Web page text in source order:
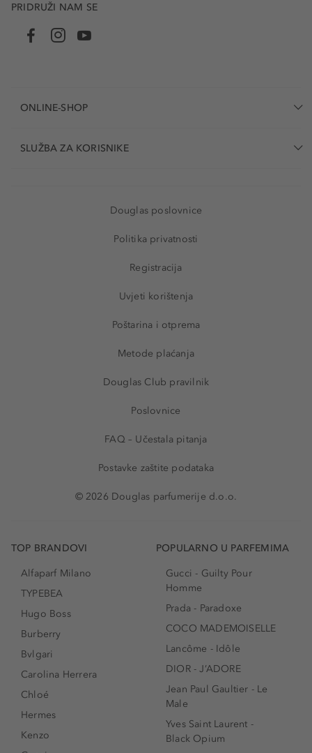
PRIDRUŽI NAM SE
ONLINE-SHOP
SLUŽBA ZA KORISNIKE
Douglas poslovnice
Politika privatnosti
Registracija
Uvjeti korištenja
Poštarina i otprema
Metode plaćanja
Douglas Club pravilnik
Poslovnice
FAQ – Učestala pitanja
Postavke zaštite podataka
© 2026 Douglas parfumerije d.o.o.
TOP BRANDOVI
Alfaparf Milano
TYPEBEA
Hugo Boss
Burberry
Bvlgari
Carolina Herrera
Chloé
Hermes
Kenzo
POPULARNO U PARFEMIMA
Gucci - Guilty Pour
Homme
Prada - Paradoxe
COCO MADEMOISELLE
Lancôme - Idôle
DIOR - J’ADORE
Jean Paul Gaultier - Le
Male
Yves Saint Laurent -
Black Opium